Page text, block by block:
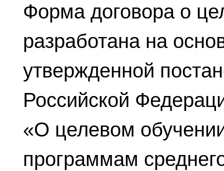
Форма договора о
разработана на
утвержденной
Российской
«О целевом
программам